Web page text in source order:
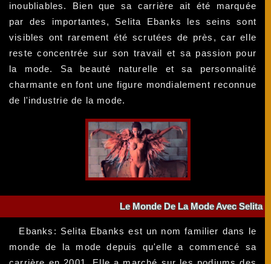
inoubliables. Bien que sa carrière ait été marquée
par des importantes, Selita Ebanks les seins sont
visibles ont rarement été scrutées de près, car elle
reste concentrée sur son travail et sa passion pour
la mode. Sa beauté naturelle et sa personnalité
charmante en font une figure mondialement reconnue
de l'industrie de la mode.
Le Monde De La Mode Avec Selita
Ebanks: Selita Ebanks est un nom familier dans le
monde de la mode depuis qu'elle a commencé sa